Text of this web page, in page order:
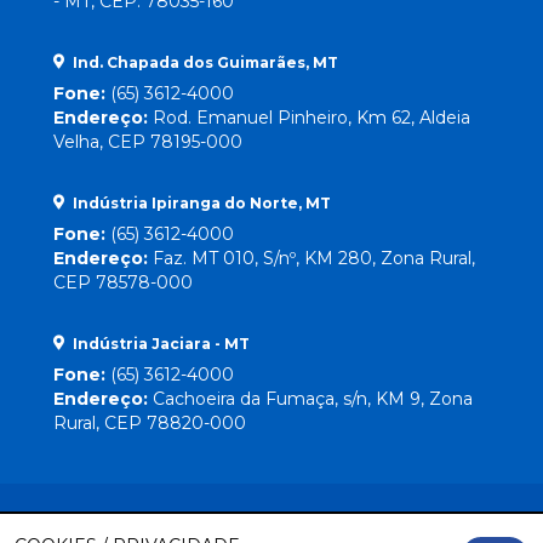
Ind. Chapada dos Guimarães, MT
Fone: (65) 3612-4000
Endereço: Rod. Emanuel Pinheiro, Km 62, Aldeia
Velha, CEP 78195-000
Indústria Ipiranga do Norte, MT
Fone: (65) 3612-4000
Endereço: Faz. MT 010, S/nº, KM 280, Zona Rural,
CEP 78578-000
Indústria Jaciara - MT
Fone: (65) 3612-4000
Endereço: Cachoeira da Fumaça, s/n, KM 9, Zona
Rural, CEP 78820-000